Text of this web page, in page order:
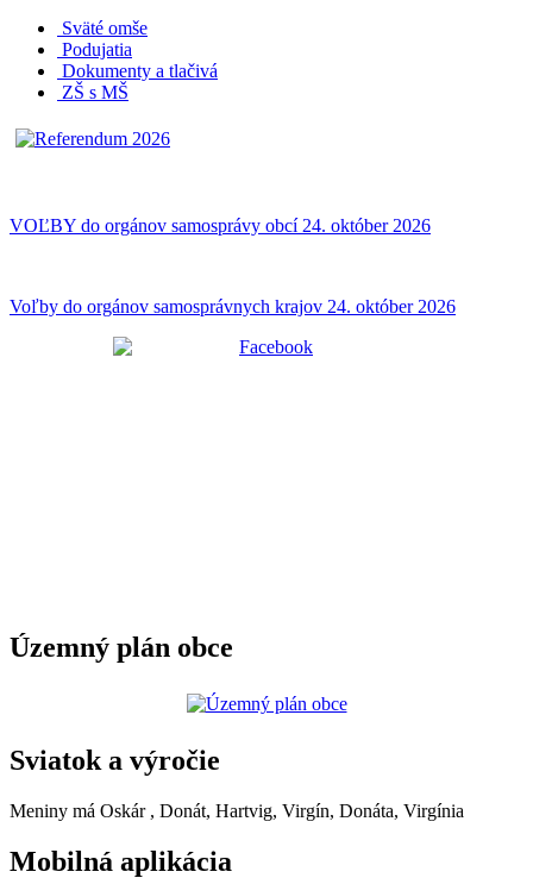
Sväté omše
Podujatia
Dokumenty a tlačivá
ZŠ s MŠ
VOĽBY do orgánov samosprávy obcí 24. október 2026
Voľby do orgánov samosprávnych krajov 24. október 2026
Územný plán obce
Sviatok a výročie
Meniny má Oskár , Donát, Hartvig, Virgín, Donáta, Virgínia
Mobilná aplikácia